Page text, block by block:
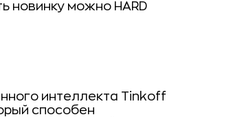
новинку можно HARD
интеллекта Tinkoff
способен